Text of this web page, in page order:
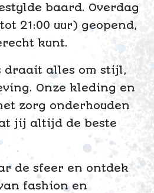
baard. Overdag
21:00 uur) geopend,
kunt.
draait alles om stijl,
Onze kleding en
zorg onderhouden
jij altijd de beste
de sfeer en ontdek
fashion en